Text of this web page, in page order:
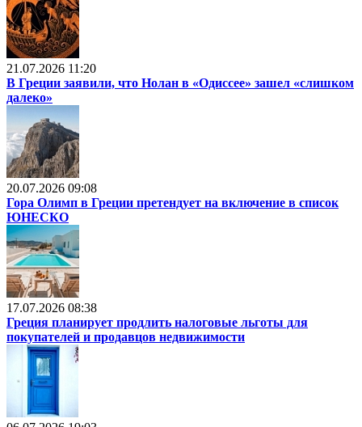
21.07.2026 11:20
В Греции заявили, что Нолан в «Одиссее» зашел «слишком
далеко»
20.07.2026 09:08
Гора Олимп в Греции претендует на включение в список
ЮНЕСКО
17.07.2026 08:38
Греция планирует продлить налоговые льготы для
покупателей и продавцов недвижимости